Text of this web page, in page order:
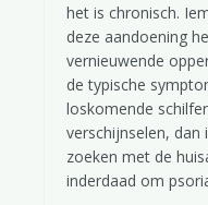
het is chronisch.
deze aandoening
vernieuwende
de typische
loskomende
verschijnselen,
zoeken met de
inderdaad om